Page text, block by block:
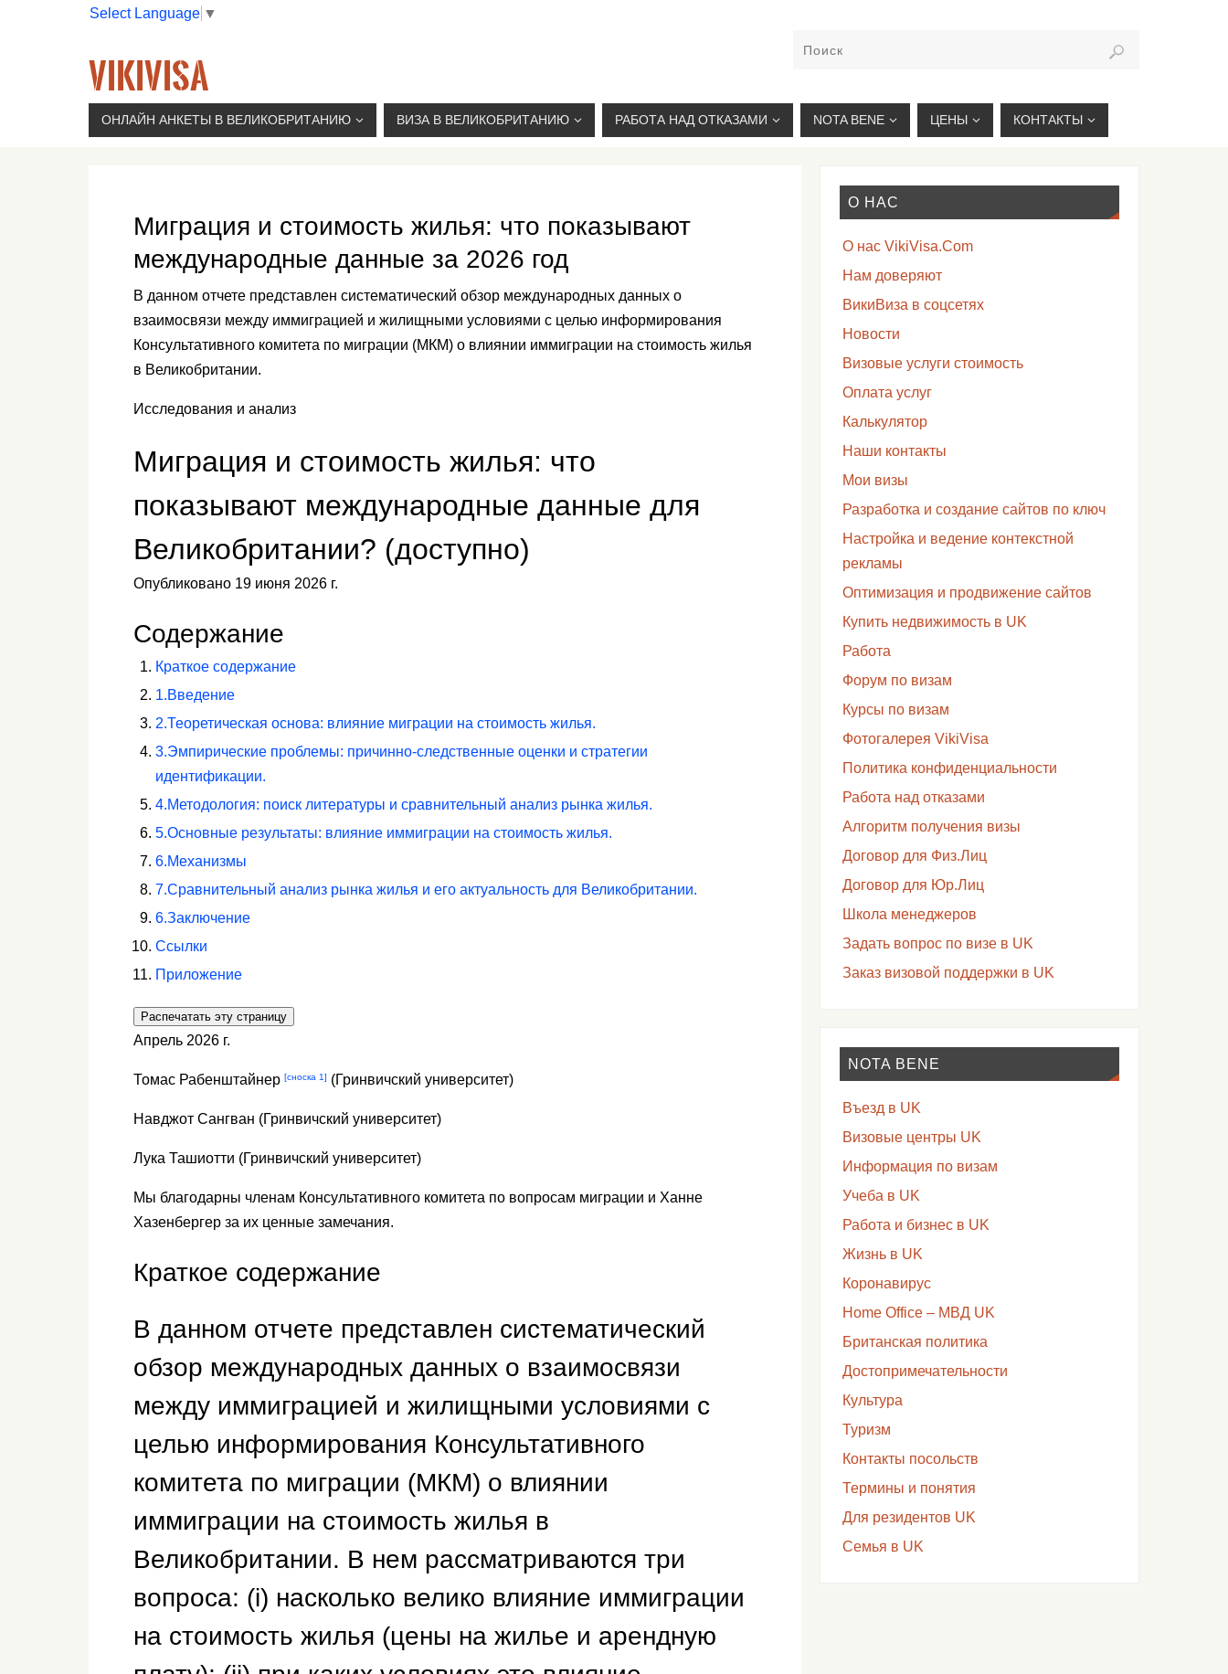
Select Language ▼
VIKIVISA
Г. МОСКВА, 2-Й СЫРОМЯТНИЧЕСКИЙ ПЕР., 11, М. КУРСКАЯ, +7(926)734-03-33, +7(926)274-03-33, VISA@VIKIVISA.RU
ОНЛАЙН АНКЕТЫ В ВЕЛИКОБРИТАНИЮ ВИЗА В ВЕЛИКОБРИТАНИЮ РАБОТА НАД ОТКАЗАМИ NOTA BENE ЦЕНЫ КОНТАКТЫ
Миграция и стоимость жилья: что показывают
международные данные за 2026 год
В данном отчете представлен систематический обзор международных данных о
взаимосвязи между иммиграцией и жилищными условиями с целью информирования
Консультативного комитета по миграции (МКМ) о влиянии иммиграции на стоимость жилья
в Великобритании.
Исследования и анализ
Миграция и стоимость жилья: что
показывают международные данные для
Великобритании? (доступно)
Опубликовано 19 июня 2026 г.
Содержание
Краткое содержание
1.Введение
2.Теоретическая основа: влияние миграции на стоимость жилья.
3.Эмпирические проблемы: причинно-следственные оценки и стратегии
идентификации.
4.Методология: поиск литературы и сравнительный анализ рынка жилья.
5.Основные результаты: влияние иммиграции на стоимость жилья.
6.Механизмы
7.Сравнительный анализ рынка жилья и его актуальность для Великобритании.
6.Заключение
Ссылки
Приложение
Распечатать эту страницу
Апрель 2026 г.
Томас Рабенштайнер [сноска 1] (Гринвичский университет)
Навджот Сангван (Гринвичский университет)
Лука Ташиотти (Гринвичский университет)
Мы благодарны членам Консультативного комитета по вопросам миграции и Ханне
Хазенбергер за их ценные замечания.
Краткое содержание
В данном отчете представлен систематический
обзор международных данных о взаимосвязи
между иммиграцией и жилищными условиями с
целью информирования Консультативного
комитета по миграции (МКМ) о влиянии
иммиграции на стоимость жилья в
Великобритании. В нем рассматриваются три
вопроса: (i) насколько велико влияние иммиграции
на стоимость жилья (цены на жилье и арендную
О НАС
О нас VikiVisa.Com
Нам доверяют
ВикиВиза в соцсетях
Новости
Визовые услуги стоимость
Оплата услуг
Калькулятор
Наши контакты
Мои визы
Разработка и создание сайтов по ключ
Настройка и ведение контекстной
рекламы
Оптимизация и продвижение сайтов
Купить недвижимость в UK
Работа
Форум по визам
Курсы по визам
Фотогалерея VikiVisa
Политика конфиденциальности
Работа над отказами
Алгоритм получения визы
Договор для Физ.Лиц
Договор для Юр.Лиц
Школа менеджеров
Задать вопрос по визе в UK
Заказ визовой поддержки в UK
NOTA BENE
Въезд в UK
Визовые центры UK
Информация по визам
Учеба в UK
Работа и бизнес в UK
Жизнь в UK
Коронавирус
Home Office – МВД UK
Британская политика
Достопримечательности
Культура
Туризм
Контакты посольств
Термины и понятия
Для резидентов UK
Семья в UK